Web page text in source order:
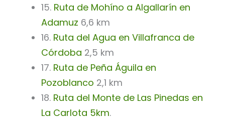
15. Ruta de Mohíno a Algallarín en
Adamuz 6,6 km
16. Ruta del Agua en Villafranca de
Córdoba 2,5 km
17. Ruta de Peña Águila en
Pozoblanco 2,1 km
18. Ruta del Monte de Las Pinedas en
La Carlota 5km.